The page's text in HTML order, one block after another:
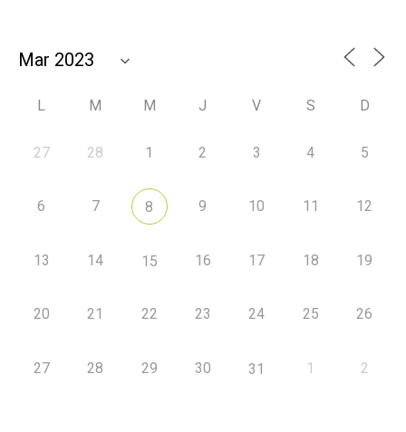
L M M J V S D
27 28 1 2 3 4 5
6 7 8 9 10 11 12
13 14 15 16 17 18 19
20 21 22 23 24 25 26
27 28 29 30 31 1 2